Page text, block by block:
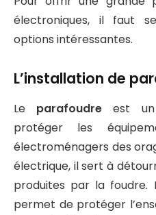
électroniques, il faut
options intéressantes.
L’installation de
Le parafoudre est un
protéger les
électroménagers des
électrique, il sert à
produites par la foudre.
permet de protéger